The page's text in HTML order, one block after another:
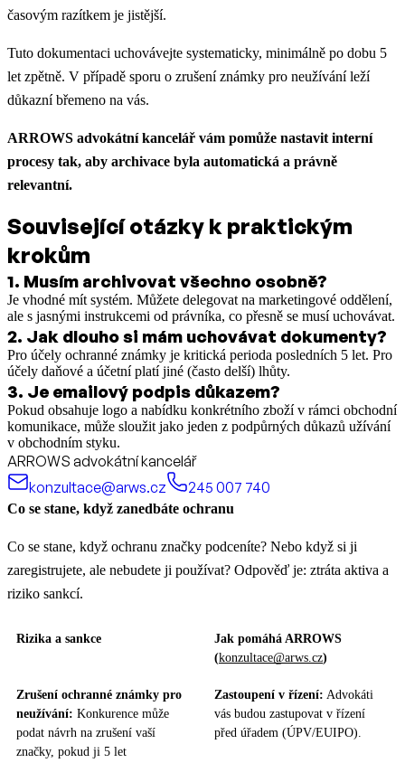
časovým razítkem je jistější.
Tuto dokumentaci uchovávejte systematicky, minimálně po dobu 5
let zpětně. V případě sporu o zrušení známky pro neužívání leží
důkazní břemeno na vás.
ARROWS advokátní kancelář vám pomůže nastavit interní
procesy tak, aby archivace byla automatická a právně
relevantní.
Související otázky k praktickým
krokům
1. Musím archivovat všechno osobně?
Je vhodné mít systém. Můžete delegovat na marketingové oddělení,
ale s jasnými instrukcemi od právníka, co přesně se musí uchovávat.
2. Jak dlouho si mám uchovávat dokumenty?
Pro účely ochranné známky je kritická perioda posledních 5 let. Pro
účely daňové a účetní platí jiné (často delší) lhůty.
3. Je emailový podpis důkazem?
Pokud obsahuje logo a nabídku konkrétního zboží v rámci obchodní
komunikace, může sloužit jako jeden z podpůrných důkazů užívání
v obchodním styku.
ARROWS advokátní kancelář
konzultace@arws.cz
245 007 740
Co se stane, když zanedbáte ochranu
Co se stane, když ochranu značky podceníte? Nebo když si ji
zaregistrujete, ale nebudete ji používat? Odpověď je: ztráta aktiva a
riziko sankcí.
Rizika a sankce
Jak pomáhá ARROWS
(konzultace@arws.cz)
Zrušení ochranné známky pro
neužívání: Konkurence může
podat návrh na zrušení vaší
značky, pokud ji 5 let
Zastoupení v řízení: Advokáti
vás budou zastupovat v řízení
před úřadem (ÚPV/EUIPO).